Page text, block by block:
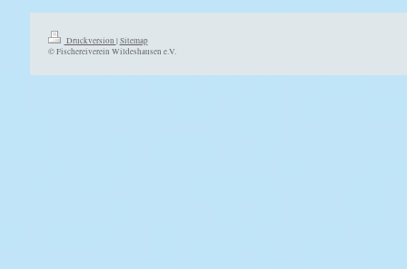
Druckversion |Sitemap
© Fischereiverein Wildeshausen e.V.